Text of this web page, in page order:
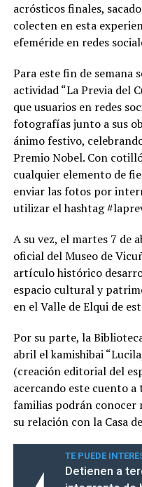
acrósticos finales,
colecten en esta
efeméride en redes
Para este fin de semana
actividad “La Previa del
que usuarios en redes
fotografías junto a sus
ánimo festivo,
Premio Nobel. Con
cualquier elemento de
enviar las fotos por
utilizar el hashtag
A su vez, el martes 7 de
oficial del Museo de
artículo histórico
espacio cultural y
en el Valle de Elqui de
Por su parte, la
abril el kamishibai
(creación editorial del
acercando este cuento a
familias podrán conocer
su relación con la Casa
TE PUEDE
Detienen a